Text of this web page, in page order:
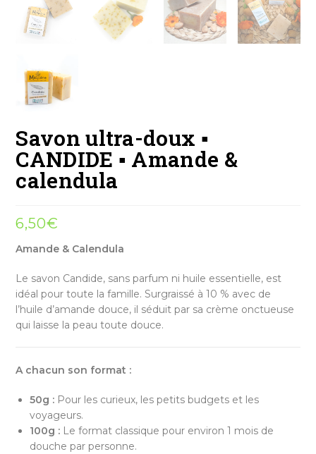
Savon ultra-doux ▪
CANDIDE ▪ Amande &
calendula
6,50€
Amande & Calendula
Le savon Candide, sans parfum ni huile essentielle, est
idéal pour toute la famille. Surgraissé à 10 % avec de
l’huile d’amande douce, il séduit par sa crème onctueuse
qui laisse la peau toute douce.
A chacun son format :
50g : Pour les curieux, les petits budgets et les
voyageurs.
100g : Le format classique pour environ 1 mois de
douche par personne.